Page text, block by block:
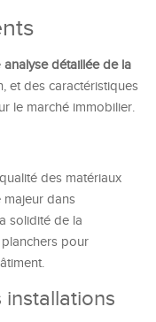
analyse détaillée de la
et des caractéristiques
le marché immobilier.
des matériaux
majeur dans
solidité de la
pour
installations